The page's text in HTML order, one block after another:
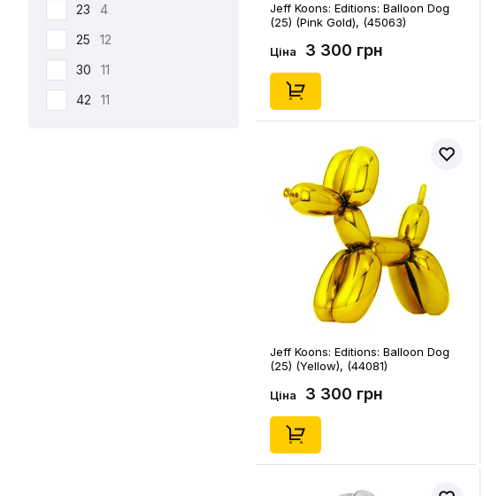
23
4
25
12
30
11
42
11
Jeff Koons: Editions: Balloon Dog
(25) (Pink Gold), (45063)
Ціна 3 300 грн
Jeff Koons: Editions: Balloon Dog
(25) (Yellow), (44081)
Ціна 3 300 грн